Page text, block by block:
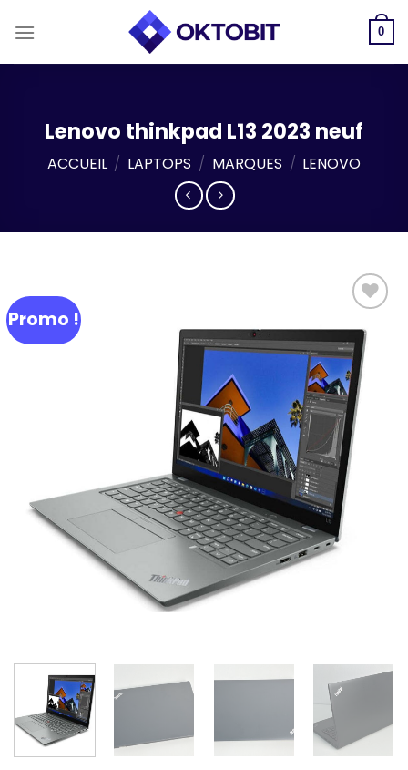
0
Lenovo thinkpad L13 2023 neuf
ACCUEIL / LAPTOPS / MARQUES / LENOVO
Promo !
Add to
wishlist